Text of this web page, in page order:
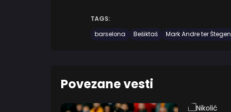
TAGS:
barselona
Bešiktaš Mark Andre ter Štegen
Povezane vesti